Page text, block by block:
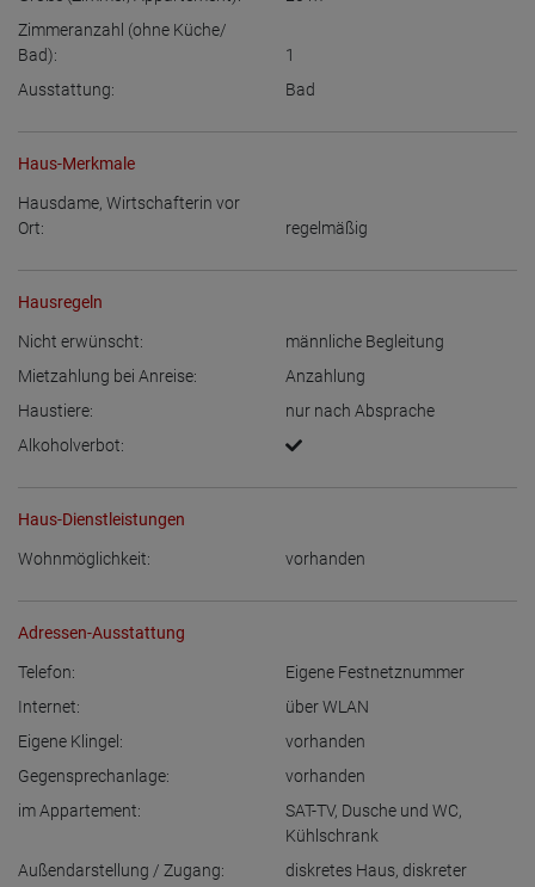
Zimmeranzahl (ohne Küche/
Bad):
1
Ausstattung:
Bad
Haus-Merkmale
Hausdame, Wirtschafterin vor
Ort:
regelmäßig
Hausregeln
Nicht erwünscht:
männliche Begleitung
Mietzahlung bei Anreise:
Anzahlung
Haustiere:
nur nach Absprache
Alkoholverbot:
Haus-Dienstleistungen
Wohnmöglichkeit: vorhanden
Adressen-Ausstattung
Telefon:
Eigene Festnetznummer
Internet:
über WLAN
Eigene Klingel:
vorhanden
Gegensprechanlage:
vorhanden
im Appartement:
SAT-TV, Dusche und WC,
Kühlschrank
Außendarstellung / Zugang:
diskretes Haus, diskreter